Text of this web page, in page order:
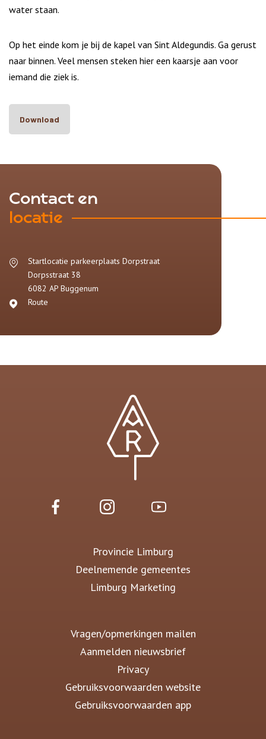
water staan.
Op het einde kom je bij de kapel van Sint Aldegundis. Ga gerust
naar binnen. Veel mensen steken hier een kaarsje aan voor
iemand die ziek is.
Download
Contact en
locatie
Startlocatie parkeerplaats Dorpstraat
Dorpsstraat 38
6082 AP Buggenum
Route
Provincie Limburg
Deelnemende gemeentes
Limburg Marketing
Vragen/opmerkingen mailen
Aanmelden nieuwsbrief
Privacy
Gebruiksvoorwaarden website
Gebruiksvoorwaarden app